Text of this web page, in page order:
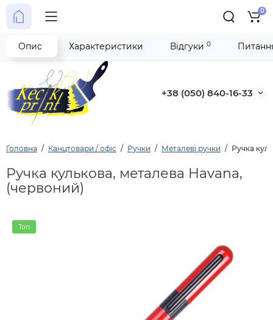
+38 (050) 840-16-33
0
Головна Канцтовари / офіс Ручки Металеві ручки Ручка
Ручка кулькова, металева Havana,
(червоний)
Топ
Опис Характеристики Відгуки 0